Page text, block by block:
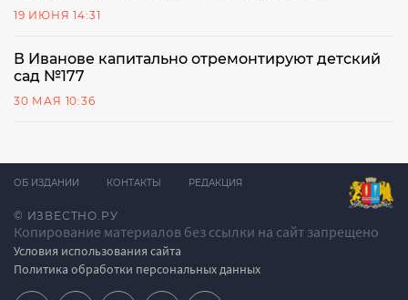
19 ИЮНЯ 14:31
В Иванове капитально отремонтируют детский
сад №177
30 МАЯ 10:36
© ИЗВЕСТНО.РУ
Копирование материалов без ссылки на сайт запрещено
Условия использования сайта
Политика обработки персональных данных
ОБ ИЗДАНИИ КОНТАКТЫ РЕДАКЦИЯ